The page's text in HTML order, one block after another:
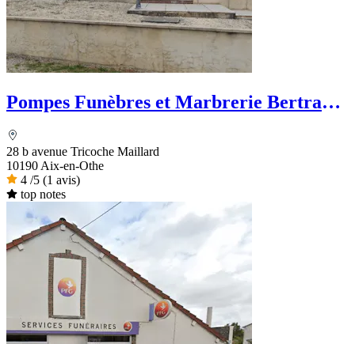
Pompes Funèbres et Marbrerie Bertrand
28 b avenue Tricoche Maillard
10190 Aix-en-Othe
4 /5 (1 avis)
top notes